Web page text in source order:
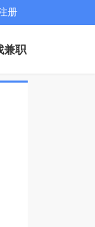
册
兼职